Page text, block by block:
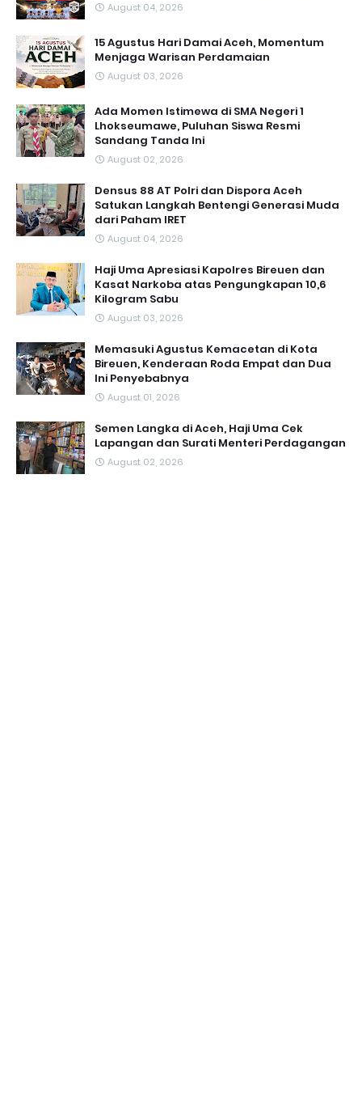
August 04, 2026
15 Agustus Hari Damai Aceh, Momentum
Menjaga Warisan Perdamaian
August 03, 2026
Ada Momen Istimewa di SMA Negeri 1
Lhokseumawe, Puluhan Siswa Resmi
Sandang Tanda Ini
August 02, 2026
Densus 88 AT Polri dan Dispora Aceh
Satukan Langkah Bentengi Generasi Muda
dari Paham IRET
August 04, 2026
Haji Uma Apresiasi Kapolres Bireuen dan
Kasat Narkoba atas Pengungkapan 10,6
Kilogram Sabu
August 03, 2026
Memasuki Agustus Kemacetan di Kota
Bireuen, Kenderaan Roda Empat dan Dua
Ini Penyebabnya
August 01, 2026
Semen Langka di Aceh, Haji Uma Cek
Lapangan dan Surati Menteri Perdagangan
August 02, 2026